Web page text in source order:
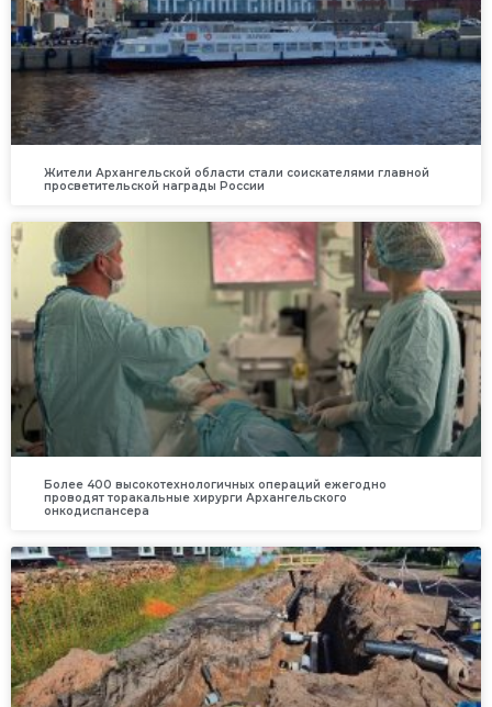
Жители Архангельской области стали соискателями главной
просветительской награды России
Более 400 высокотехнологичных операций ежегодно
проводят торакальные хирурги Архангельского
онкодиспансера